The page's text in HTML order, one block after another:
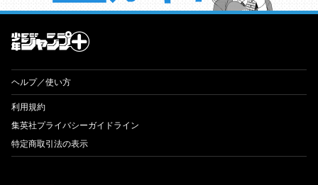
才能溢れる投稿作が読み放題！ ジャンプルーキー！
ヘルプ／使い方
利用規約
集英社プライバシーガイドライン
特定商取引法の表示